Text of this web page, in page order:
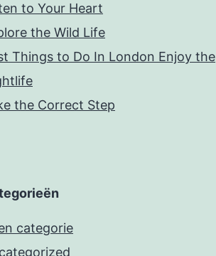
to Your Heart
the Wild Life
Things to Do In London Enjoy the
the Correct Step
categorie